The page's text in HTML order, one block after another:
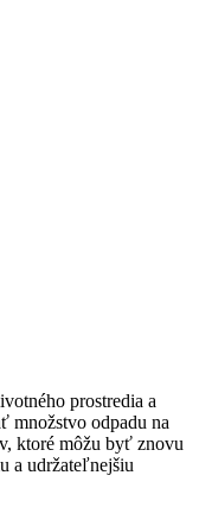
prostredia a
množstvo odpadu na
ktoré môžu byť znovu
a udržateľnejšiu